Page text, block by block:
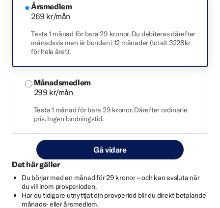
Årsmedlem
269 kr/mån
Testa 1 månad för bara 29 kronor. Du debiteras därefter
månadsvis men är bunden i 12 månader (totalt 3228kr
för hela året).
Månadsmedlem
299 kr/mån
Testa 1 månad för bara 29 kronor. Därefter ordinarie
pris. Ingen bindningstid.
Gå vidare
Det här gäller
Du börjar med en månad för 29 kronor – och kan avsluta när
du vill inom provperioden.
Har du tidigare utnyttjat din provperiod blir du direkt betalande
månads- eller årsmedlem.